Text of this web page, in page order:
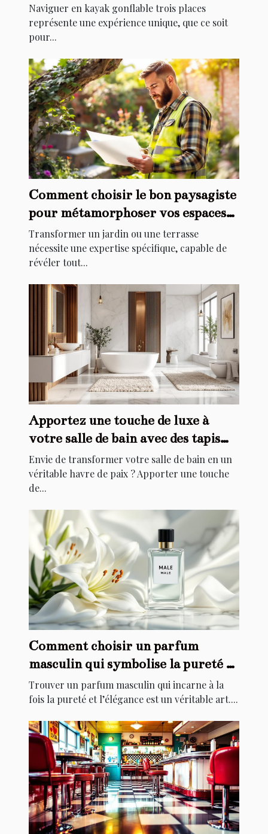
Naviguer en kayak gonflable trois places
représente une expérience unique, que ce soit
pour...
Comment choisir le bon paysagiste
pour métamorphoser vos espaces
extérieurs ?
Transformer un jardin ou une terrasse
nécessite une expertise spécifique, capable de
révéler tout...
Apportez une touche de luxe à
votre salle de bain avec des tapis
élégants
Envie de transformer votre salle de bain en un
véritable havre de paix ? Apporter une touche
de...
Comment choisir un parfum
masculin qui symbolise la pureté et
l'élégance ?
Trouver un parfum masculin qui incarne à la
fois la pureté et l’élégance est un véritable art....